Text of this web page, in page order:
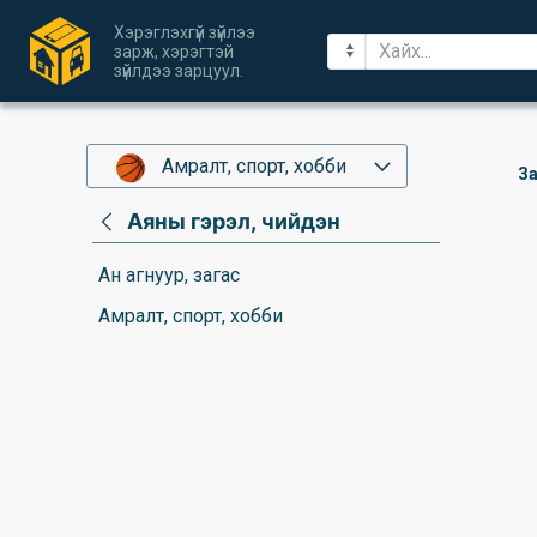
Хэрэглэхгүй зүйлээ
зарж, хэрэгтэй
зүйлдээ зарцуул.
Амралт, спорт, хобби
Аяны гэрэл, чийдэн
Ан агнуур, загас
Амралт, спорт, хобби